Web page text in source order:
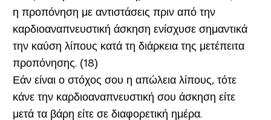
η προπόνηση με αντιστάσεις πριν από την
καρδιοαναπνευστική άσκηση ενίσχυσε σημαντικά
την καύση λίπους κατά τη διάρκεια της μετέπειτα
προπόνησης. (18)
Εάν είναι ο στόχος σου η απώλεια λίπους, τότε
κάνε την καρδιοαναπνευστική σου άσκηση είτε
μετά τα βάρη είτε σε διαφορετική ημέρα.